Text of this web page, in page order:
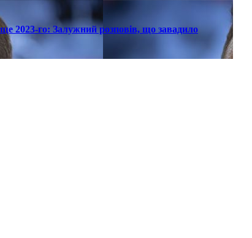
2023-го: Залужний розповів, що завадило